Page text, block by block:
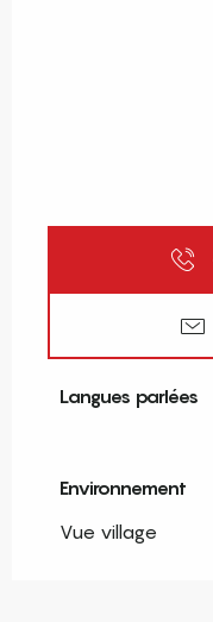
Langues parlées
Langues parlées
Environnement
Environnement
Vue village